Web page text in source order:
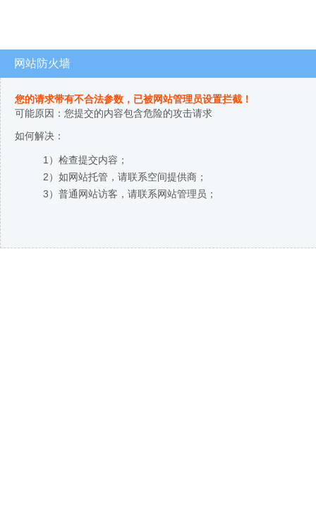
网站防火墙
您的请求带有不合法参数，已被网站管理员设置拦截！
可能原因：您提交的内容包含危险的攻击请求
如何解决：
1）检查提交内容；
2）如网站托管，请联系空间提供商；
3）普通网站访客，请联系网站管理员；